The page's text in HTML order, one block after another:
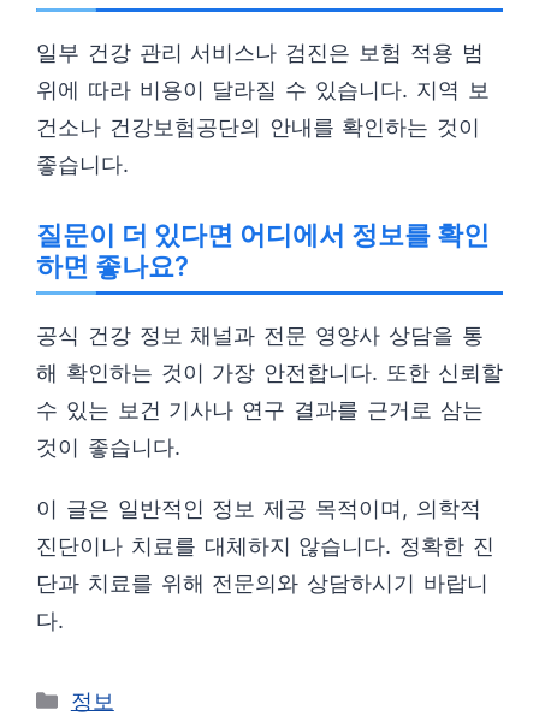
일부 건강 관리 서비스나 검진은 보험 적용 범
위에 따라 비용이 달라질 수 있습니다. 지역 보
건소나 건강보험공단의 안내를 확인하는 것이
좋습니다.
질문이 더 있다면 어디에서 정보를 확인
하면 좋나요?
공식 건강 정보 채널과 전문 영양사 상담을 통
해 확인하는 것이 가장 안전합니다. 또한 신뢰할
수 있는 보건 기사나 연구 결과를 근거로 삼는
것이 좋습니다.
이 글은 일반적인 정보 제공 목적이며, 의학적
진단이나 치료를 대체하지 않습니다. 정확한 진
단과 치료를 위해 전문의와 상담하시기 바랍니
다.
카
정보